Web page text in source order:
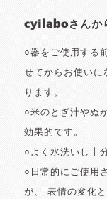
cyilaboさんか
○器をご使用する
せてからお使いに
ります。
○米のとぎ汁やぬ
効果的です。
○よく水洗いし十
○日常的にご使用
が、 表情の変化